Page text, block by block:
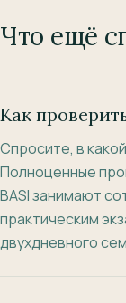
Что ещё
Как
Спросите, в
Полноценные
BASI занимают
практическим
двухдневного